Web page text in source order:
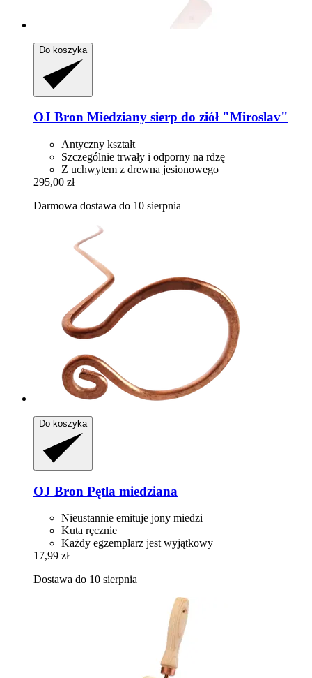
Do koszyka
OJ Bron Miedziany sierp do ziół "Miroslav"
Antyczny kształt
Szczególnie trwały i odporny na rdzę
Z uchwytem z drewna jesionowego
295,00 zł
Darmowa dostawa do 10 sierpnia
Do koszyka
OJ Bron Pętla miedziana
Nieustannie emituje jony miedzi
Kuta ręcznie
Każdy egzemplarz jest wyjątkowy
17,99 zł
Dostawa do 10 sierpnia